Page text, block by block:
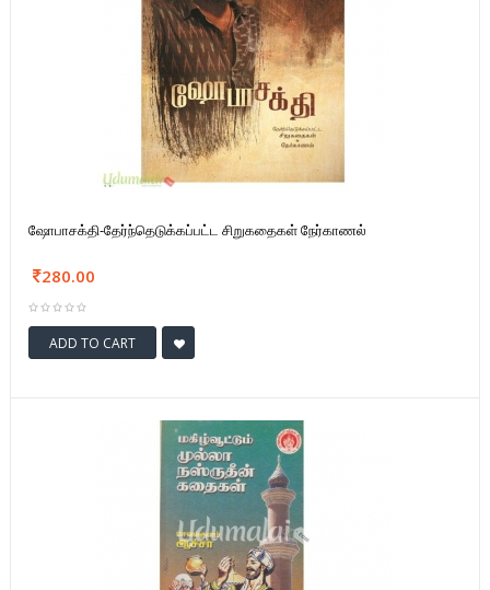
ஷோபாசக்தி-தேர்ந்தெடுக்கப்பட்ட சிறுகதைகள் நேர்காணல்
280.00
ADD TO CART